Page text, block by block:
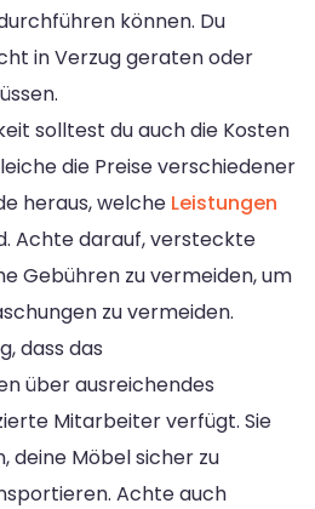
können. Du
in Verzug geraten oder
solltest du auch die Kosten
die Preise verschiedener
heraus, welche Leistungen
Achte darauf, versteckte
Gebühren zu vermeiden, um
zu vermeiden.
dass das
über ausreichendes
Mitarbeiter verfügt. Sie
deine Möbel sicher zu
Achte auch